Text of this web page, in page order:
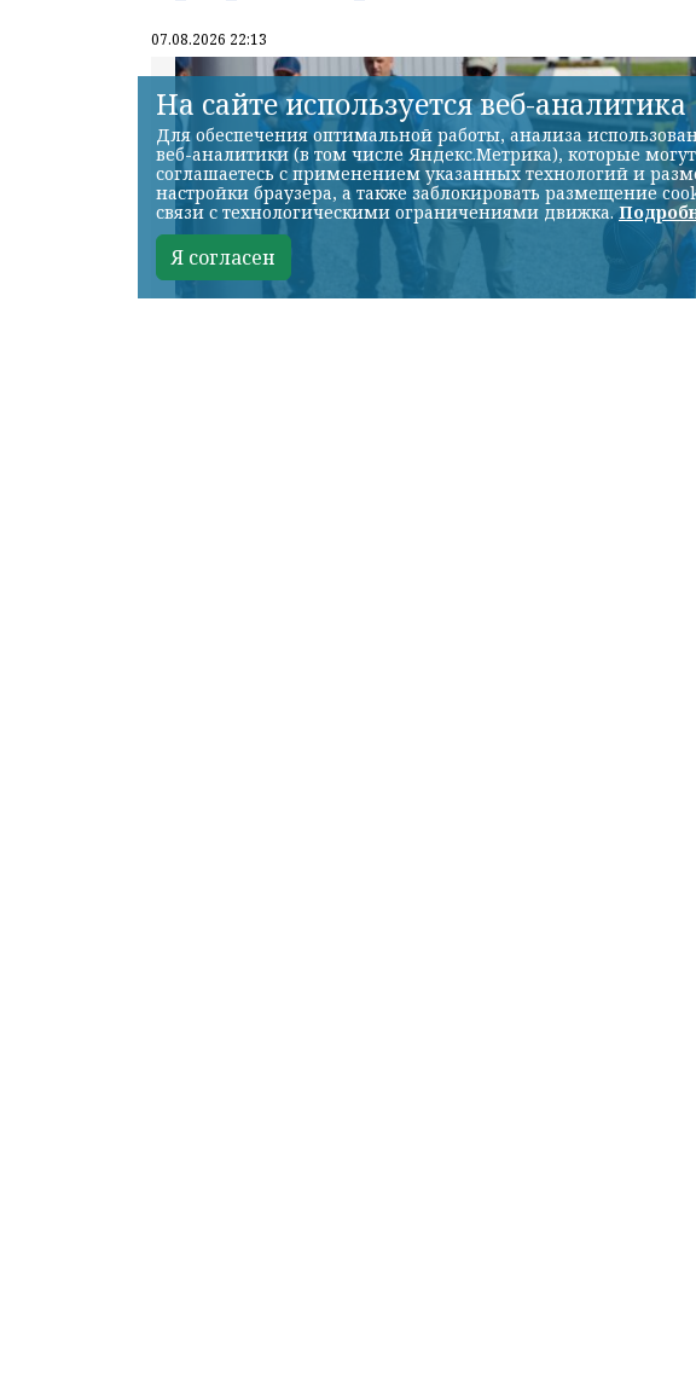
07.08.2026 22:13
На сайте используется веб-аналитика
Для обеспечения оптимальной работы, анализа
веб-аналитики (в том числе Яндекс.Метрика), которые
соглашаетесь с применением указанных технологий и
настройки браузера, а также заблокировать размещение
связи с технологическими ограничениями движка.
Я согласен